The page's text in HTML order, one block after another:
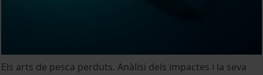
Els arts de pesca perduts. Anàlisi dels impactes i la seva